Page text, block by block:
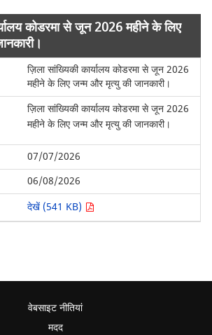
कोडरमा से जून 2026 महीने के लिए
ज़िला सांख्यिकी कार्यालय कोडरमा से जून 2026
महीने के लिए जन्म और मृत्यु की जानकारी।
ज़िला सांख्यिकी कार्यालय कोडरमा से जून 2026
महीने के लिए जन्म और मृत्यु की जानकारी।
07/07/2026
06/08/2026
देखें (541 KB)
वेबसाइट नीतियां
मदद